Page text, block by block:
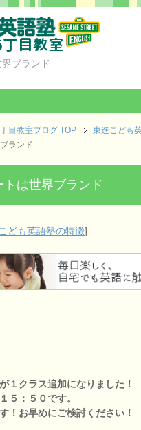
ブランド
目教室ブログ TOP
東進こども
ランド
は世界ブランド
ども英語塾の特徴]
１クラス追加になりました！
５：５０です。
！お早めにご検討ください！